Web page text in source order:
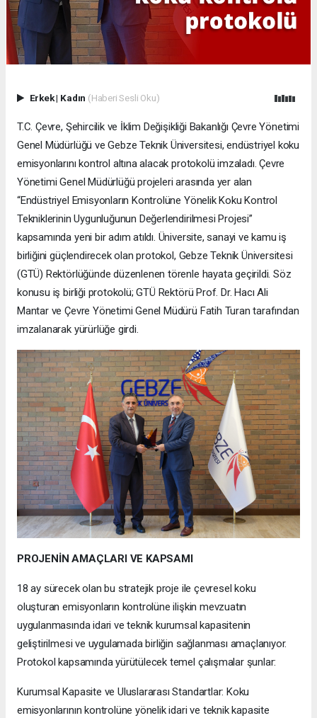
Erkek| Kadın (Haberi Sesli Oku)
T.C. Çevre, Şehircilik ve İklim Değişikliği Bakanlığı Çevre Yönetimi
Genel Müdürlüğü ve Gebze Teknik Üniversitesi, endüstriyel koku
emisyonlarını kontrol altına alacak protokolü imzaladı. Çevre
Yönetimi Genel Müdürlüğü projeleri arasında yer alan
“Endüstriyel Emisyonların Kontrolüne Yönelik Koku Kontrol
Tekniklerinin Uygunluğunun Değerlendirilmesi Projesi”
kapsamında yeni bir adım atıldı. Üniversite, sanayi ve kamu iş
birliğini güçlendirecek olan protokol, Gebze Teknik Üniversitesi
(GTÜ) Rektörlüğünde düzenlenen törenle hayata geçirildi. Söz
konusu iş birliği protokolü; GTÜ Rektörü Prof. Dr. Hacı Ali
Mantar ve Çevre Yönetimi Genel Müdürü Fatih Turan tarafından
imzalanarak yürürlüğe girdi.
PROJENİN AMAÇLARI VE KAPSAMI
18 ay sürecek olan bu stratejik proje ile çevresel koku
oluşturan emisyonların kontrolüne ilişkin mevzuatın
uygulanmasında idari ve teknik kurumsal kapasitenin
geliştirilmesi ve uygulamada birliğin sağlanması amaçlanıyor.
Protokol kapsamında yürütülecek temel çalışmalar şunlar:
Kurumsal Kapasite ve Uluslararası Standartlar: Koku
emisyonlarının kontrolüne yönelik idari ve teknik kapasite